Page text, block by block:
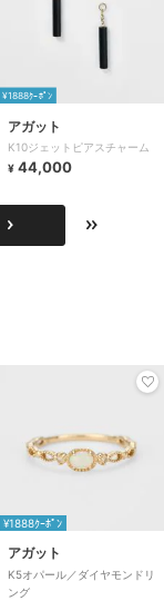
¥1888ｸｰﾎﾟﾝ
アガット
K10ジェットピアスチャーム
¥ 44,000
¥1888ｸｰﾎﾟﾝ
アガット
K5オパール／ダイヤモンドリ
ング